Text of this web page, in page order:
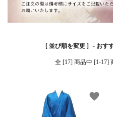
コート・雨具
欄間・障子・襖・翠
お手入れ用品
[ 並び順を変更 ] - おす
全 [17] 商品中 [1-17]
favorite